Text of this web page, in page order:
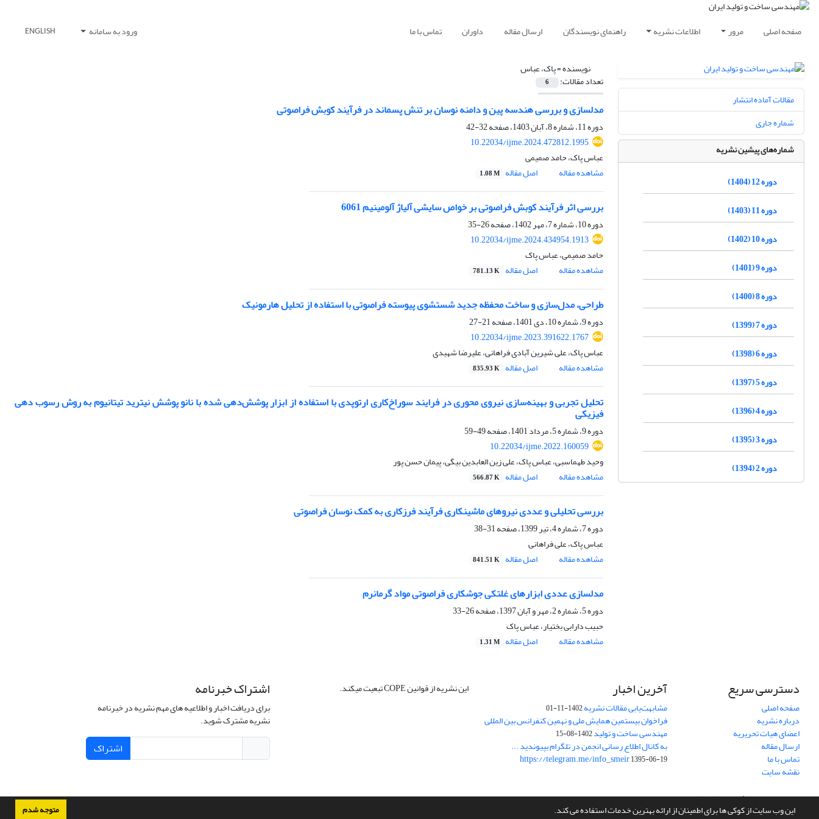
این وب سایت از کوکی ها برای اطمینان از ارائه بهترین خدمات استفاده می کند. متوجه شدم
صفحه اصلی مرور اطلاعات نشریه راهنمای نویسندگان ارسال مقاله داوران تماس با ما ورود به سامانه ENGLISH
نویسنده =پاک، عباس
تعداد مقالات: 6
مدلسازی و بررسی هندسه پین و دامنه نوسان بر تنش پسماند در فرآیند کوبش فراصوتی
دوره 11، شماره 8، آبان 1403، صفحه
32-42
10.22034/ijme.2024.472812.1995
عباس پاک، حامد صمیمی
مشاهده مقاله
اصل مقاله 1.08 M
بررسی اثر فرآیند کوبش فراصوتی بر خواص سایشی آلیاژ آلومینیم 6061
دوره 10، شماره 7، مهر 1402، صفحه
26-35
10.22034/ijme.2024.434954.1913
حامد صمیمی، عباس پاک
مشاهده مقاله
اصل مقاله 781.13 K
طراحی، مدل‌سازی و ساخت محفظه جدید شستشوی پیوسته فراصوتی با استفاده از تحلیل هارمونیک
دوره 9، شماره 10، دی 1401، صفحه
21-27
10.22034/ijme.2023.391622.1767
عباس پاک، علی شیرین آبادی فراهانی، علیرضا شهیدی
مشاهده مقاله
اصل مقاله 835.93 K
تحلیل تجربی و بهینه‌سازی نیروی محوری در فرایند سوراخ‌کاری ارتوپدی با استفاده از ابزار پوشش‌دهی شده با نانو پوشش نیترید تیتانیوم به روش رسوب دهی
فیزیکی
دوره 9، شماره 5، مرداد 1401، صفحه
49-59
10.22034/ijme.2022.160059
وحید طهماسبی، عباس پاک، علی زین العابدین بیگی، پیمان حسن پور
مشاهده مقاله
اصل مقاله 566.87 K
بررسی تحلیلی و عددی نیروهای ماشینکاری فرآیند فرزکاری به کمک نوسان فراصوتی
دوره 7، شماره 4، تیر 1399، صفحه
31-38
عباس پاک، علی فراهانی
مشاهده مقاله
اصل مقاله 841.51 K
مدلسازی عددی ابزارهای غلتکی جوشکاری فراصوتی مواد گرمانرم
دوره 5، شماره 2، مهر و آبان 1397، صفحه
26-33
حبیب دارابی بختیار، عباس پاک
مشاهده مقاله
اصل مقاله 1.31 M
مقالات آماده انتشار
شماره جاری
شماره‌های پیشین نشریه
دوره 12 (1404)
دوره 11 (1403)
دوره 10 (1402)
دوره 9 (1401)
دوره 8 (1400)
دوره 7 (1399)
دوره 6 (1398)
دوره 5 (1397)
دوره 4 (1396)
دوره 3 (1395)
دوره 2 (1394)
دسترسی سریع
صفحه اصلی
درباره نشریه
اعضای هیات تحریریه
ارسال مقاله
تماس با ما
نقشه سایت
آخرین اخبار
مشابهت‌یابی مقالات نشریه1402-11-01
فراخوان بیستمین همایش ملی و نهمین کنفرانس بین المللی
مهندسی ساخت و تولید1402-08-15
به کانال اطلاع رسانی انجمن در تلگرام بپیوندید ...
https://telegram.me/info_smeir1395-06-19
این نشریه از قوانین COPE تبعیت میکند. اشتراک خبرنامه
برای دریافت اخبار و اطلاعیه های مهم نشریه در خبرنامه
نشریه مشترک شوید.
اشتراک
سامانه مدیریت نشریات علمی.طراحی و پیاده سازی ازسیناوب